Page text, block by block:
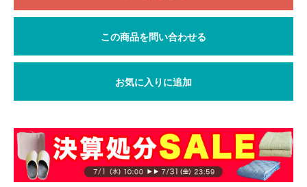
この商品を問い合わせる
お気に入りに追加